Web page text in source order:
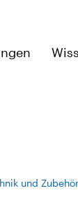
und Zubehör